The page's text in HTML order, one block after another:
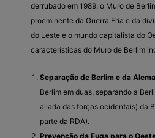
derrubado em 1989, o Muro de
proeminente da Guerra Fria e da
do Leste e o mundo capitalista do
características do Muro de Berlim
Separação de Berlim e da
Berlim em duas, separando a
aliada das forças ocidentais) da
parte da RDA).
Prevenção da Fuga para o